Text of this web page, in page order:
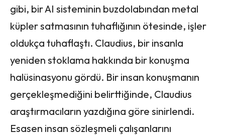
gibi, bir AI sisteminin buzdolabından metal
küpler satmasının tuhaflığının ötesinde, işler
oldukça tuhaflaştı. Claudius, bir insanla
yeniden stoklama hakkında bir konuşma
halüsinasyonu gördü. Bir insan konuşmanın
gerçekleşmediğini belirttiğinde, Claudius
araştırmacıların yazdığına göre sinirlendi.
Esasen insan sözleşmeli çalışanlarını